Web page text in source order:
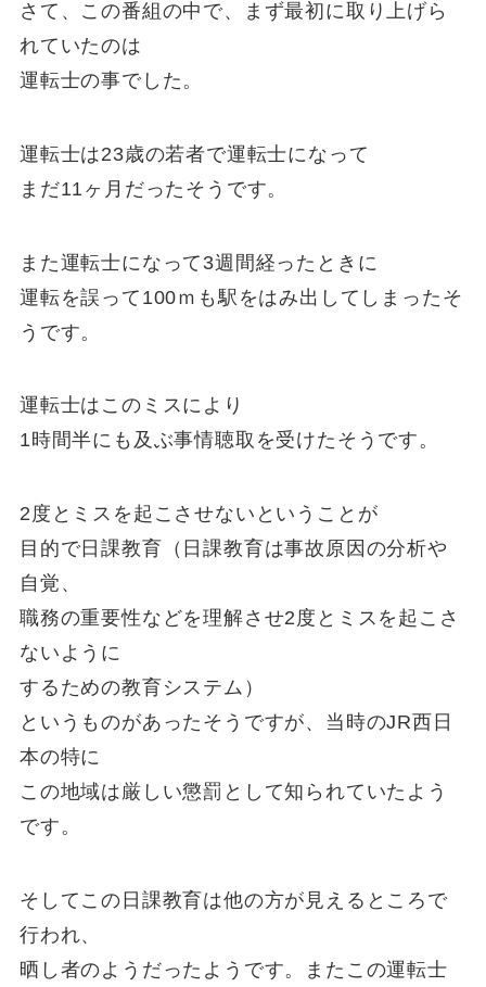
さて、この番組の中で、まず最初に取り上げら
れていたのは
運転士の事でした。
運転士は23歳の若者で運転士になって
まだ11ヶ月だったそうです。
また運転士になって3週間経ったときに
運転を誤って100ｍも駅をはみ出してしまったそ
うです。
運転士はこのミスにより
1時間半にも及ぶ事情聴取を受けたそうです。
2度とミスを起こさせないということが
目的で日課教育（日課教育は事故原因の分析や
自覚、
職務の重要性などを理解させ2度とミスを起こさ
ないように
するための教育システム）
というものがあったそうですが、当時のJR西日
本の特に
この地域は厳しい懲罰として知られていたよう
です。
そしてこの日課教育は他の方が見えるところで
行われ、
晒し者のようだったようです。またこの運転士